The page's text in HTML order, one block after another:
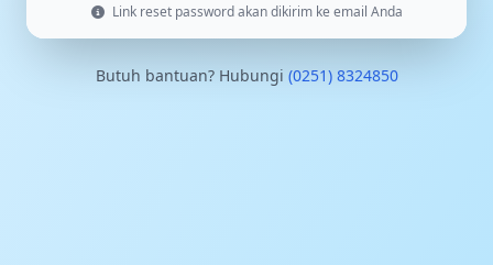
Link reset password akan dikirim ke email Anda
Butuh bantuan? Hubungi (0251) 8324850